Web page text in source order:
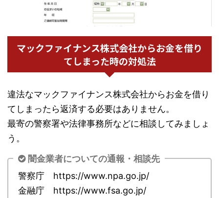
マックファイナンス株式会社からお金を借り
てしまった時の対処法
違法なマックファイナンス株式会社からお金を借り
てしまったら返済する必要はありません。
最寄の警察署や法律事務所などに相談してみましょ
う。
闇金業者についての通報・相談先
警察庁 https://www.npa.go.jp/
金融庁 https://www.fsa.go.jp/